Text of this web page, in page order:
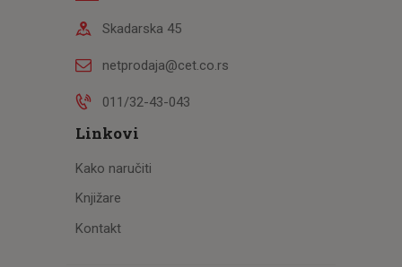
Skadarska 45
netprodaja@cet.co.rs
011/32-43-043
Linkovi
Kako naručiti
Knjižare
Kontakt